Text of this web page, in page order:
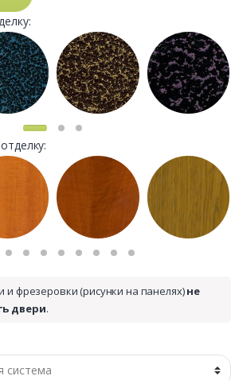
и фрезеровки (рисунки на панелях)не
двери.